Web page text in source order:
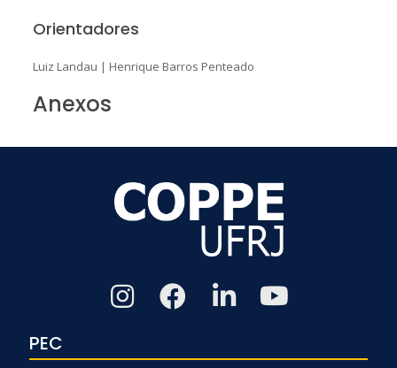
Orientadores
Luiz Landau | Henrique Barros Penteado
Anexos
PEC